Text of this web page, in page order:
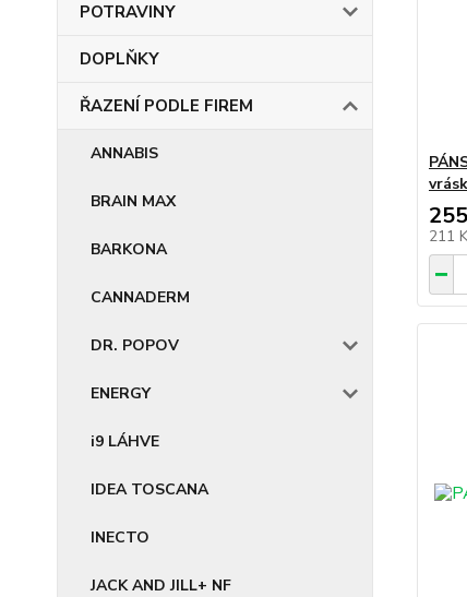
POTRAVINY
DOPLŇKY
ŘAZENÍ PODLE FIREM
ANNABIS
BRAIN MAX
BARKONA
CANNADERM
DR. POPOV
ENERGY
i9 LÁHVE
IDEA TOSCANA
INECTO
JACK AND JILL+ NF
211